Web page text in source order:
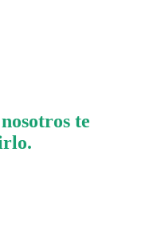
nosotros te